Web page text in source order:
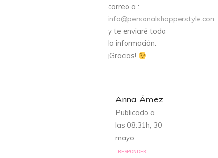
correo a :
info@personalshopperstyle.com
y te enviaré toda
la información.
¡Gracias!
Anna Ámez
Publicado a
las 08:31h, 30
mayo
RESPONDER